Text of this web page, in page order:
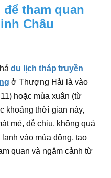
tham quan
Châu
du lịch tháp truyền
ở Thượng Hải là vào
hoặc mùa xuân (từ
khoảng thời gian này,
mẻ, dễ chịu, không quá
vào mùa đông, tạo
quan và ngắm cảnh từ